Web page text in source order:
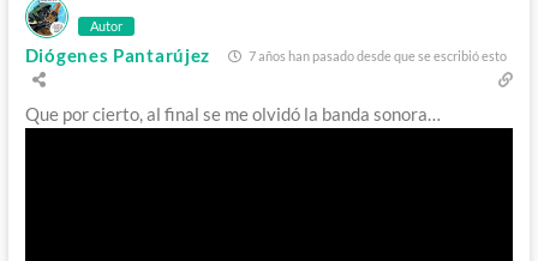
Autor
Diógenes Pantarújez 7 años han pasado desde que se escribió esto
Que por cierto, al final se me olvidó la banda sonora…